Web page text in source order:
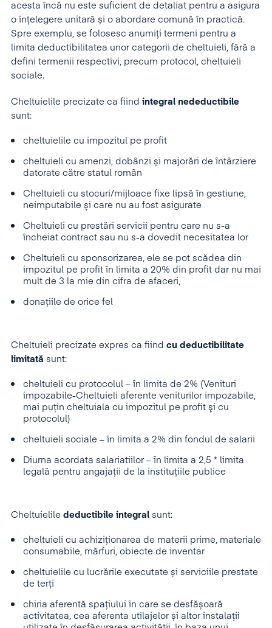
acesta încă nu este suficient de detaliat pentru a asigura
o înțelegere unitară și o abordare comună în practică.
Spre exemplu, se folosesc anumiți termeni pentru a
limita deductibilitatea unor categorii de cheltuieli, fără a
defini termenii respectivi, precum protocol, cheltuieli
sociale.
Cheltuielile precizate ca fiind integral nedeductibile
sunt:
cheltuielile cu impozitul pe profit
cheltuieli cu amenzi, dobânzi și majorări de întârziere
datorate către statul român
Cheltuieli cu stocuri/mijloace fixe lipsă în gestiune,
neimputabile şi care nu au fost asigurate
Cheltuieli cu prestări servicii pentru care nu s-a
încheiat contract sau nu s-a dovedit necesitatea lor
Cheltuieli cu sponsorizarea, ele se pot scădea din
impozitul pe profit în limita a 20% din profit dar nu mai
mult de 3 la mie din cifra de afaceri,
donațiile de orice fel
Cheltuieli precizate expres ca fiind cu deductibilitate
limitată sunt:
cheltuieli cu protocolul – în limita de 2% (Venituri
impozabile-Cheltuieli aferente veniturilor impozabile,
mai puţin cheltuiala cu impozitul pe profit şi cu
protocolul)
cheltuieli sociale – în limita a 2% din fondul de salarii
Diurna acordata salariatiilor – în limita a 2,5 * limita
legală pentru angajații de la instituțiile publice
Cheltuielile deductibile integral sunt:
cheltuieli cu achiziționarea de materii prime, materiale
consumabile, mărfuri, obiecte de inventar
cheltuielile cu lucrările executate și serviciile prestate
de terți
chiria aferentă spațiului în care se desfășoară
activitatea, cea aferenta utilajelor și altor instalații